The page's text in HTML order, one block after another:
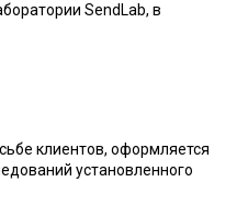
SendLab, в
клиентов, оформляется
установленного